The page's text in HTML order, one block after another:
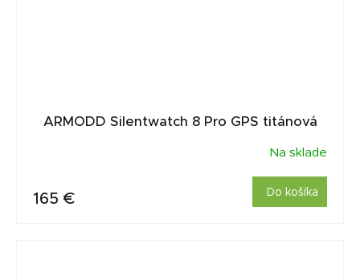
ARMODD Silentwatch 8 Pro GPS titánová
Na sklade
165 € Do košíka